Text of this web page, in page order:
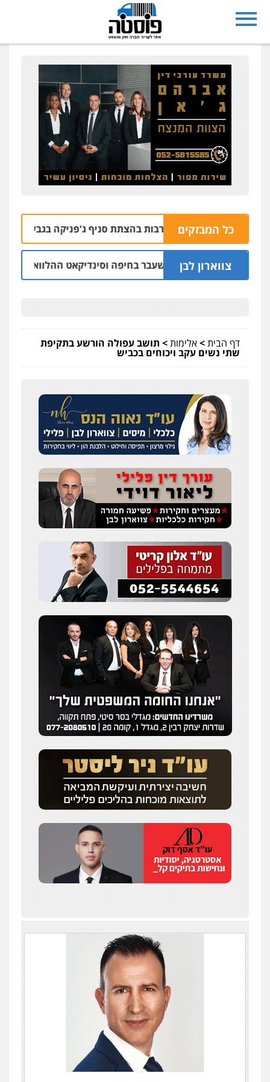
כל המבזקים
בחשד למעורבות בהצתת סניף ג'פניקה בגבעתיים
צווארון לבן
יו"ר ש"ס לשעבר בחיפה וסינדיקאט ההלוואות של משפחת
דף הבית>אלימות> תושב עפולה הורשע בתקיפת
שתי נשים עקב ויכוחים בכביש
0505216700
אייל בן שושן, עורך דין פלילי
פלילי מעצרים וחקירות פשיעה חמורה
נוער רישום פלילי
0522763105
עו"ד שלומי שרון
צבאי מעצרים וחקירות